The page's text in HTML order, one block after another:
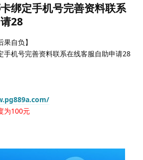
绑定手机号完善资料联系
28
自负】
手机号完善资料联系在线客服自助申请28
为100元